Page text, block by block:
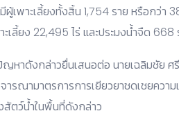
เพาะเลี้ยงทั้งสิ้น 1,754 ราย หรือกว่า
เลี้ยง 22,495 ไร่ และประมงน้ำจืด 668
หาดังกล่าวยื่นเสนอต่อ นายเฉลิมชัย ศ
รณามาตรการการเยียวยาชดเชยความ
สัตว์น้ำในพื้นที่ดังกล่าว